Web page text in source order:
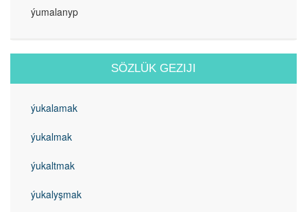
ýumalanyp
SÖZLÜK GEZIJI
ýukalamak
ýukalmak
ýukaltmak
ýukalyşmak